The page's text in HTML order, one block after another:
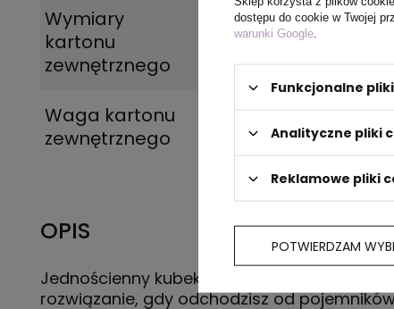
Wymiary
kartonu
zewnętrznego
37 x 53 x 41 cm
Waga kartonu
zewnętrznego
OPIS
Jednościenny kubek Americano® Switch to
rozwiązanie, gdy odchodzisz od
dostępu do cookie w Twojej
warunki Google
Funkcjonalne
Analityczne pliki
Reklamowe pliki
POTWIERDZAM